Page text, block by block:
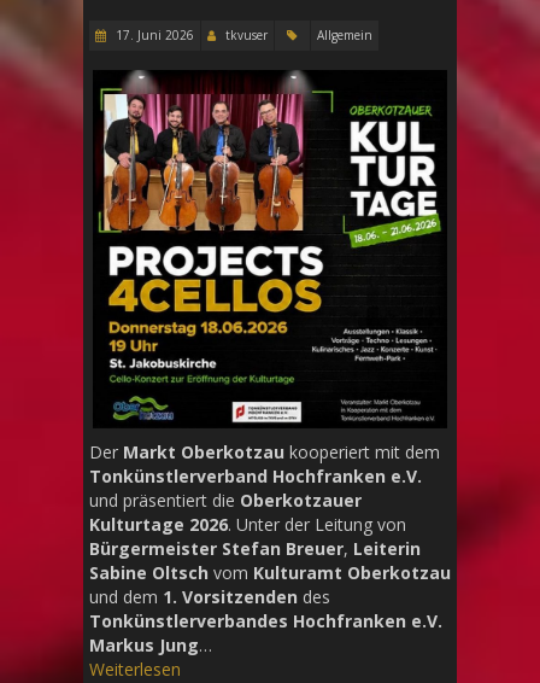
17. Juni 2026 tkvuser Allgemein
Der Markt Oberkotzau kooperiert mit dem
Tonkünstlerverband Hochfranken e.V.
und präsentiert die Oberkotzauer
Kulturtage 2026. Unter der Leitung von
Bürgermeister Stefan Breuer, Leiterin
Sabine Oltsch vom Kulturamt Oberkotzau
und dem 1. Vorsitzenden des
Tonkünstlerverbandes Hochfranken e.V.
Markus Jung…
Weiterlesen